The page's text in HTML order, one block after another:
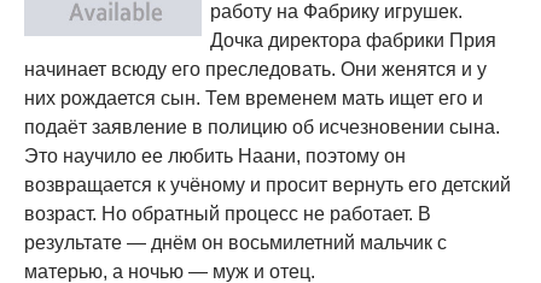
работу на Фабрику игрушек.
Дочка директора фабрики Прия
начинает всюду его преследовать. Они женятся и у
них рождается сын. Тем временем мать ищет его и
подаёт заявление в полицию об исчезновении сына.
Это научило ее любить Наани, поэтому он
возвращается к учёному и просит вернуть его детский
возраст. Но обратный процесс не работает. В
результате — днём он восьмилетний мальчик с
матерью, а ночью — муж и отец.